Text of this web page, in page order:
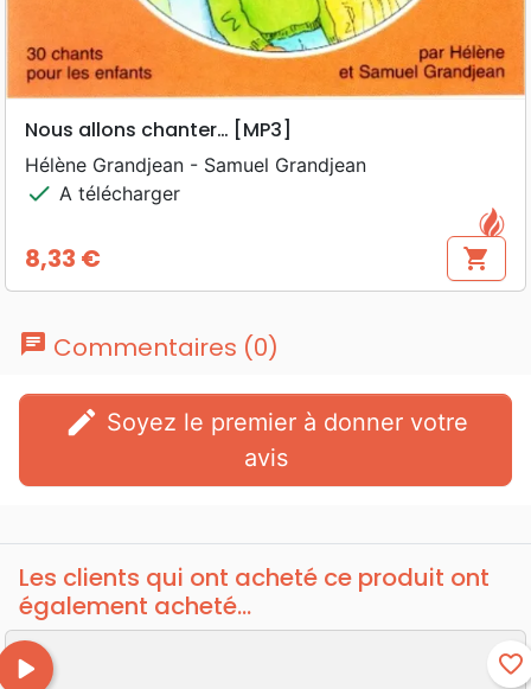
Nous allons chanter… [MP3]
Hélène Grandjean - Samuel Grandjean
check A télécharger
Prix
8,33 € shopping_cart
chat Commentaires (0)
edit
avis
Les clients qui ont acheté ce produit ont
également acheté...
play_arrow favorite_border